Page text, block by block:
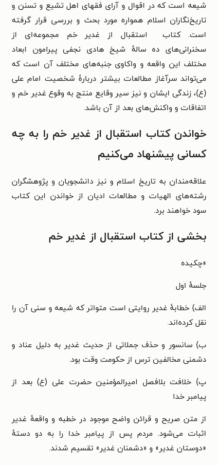
شیعه است که در اقوال و آرای فقهای اهل تشیع و تسنن و
تاریخ‌نگاران اسلام همواره مورد بحث و بررسی قرار گرفته
است. کتاب استقبال از غدیر خم مجموعه‌ای از
سخنرانی‌های ده سالهٔ شیخ هادی نجفی پیرامون ابعاد
مختلف این واقعه و واکاوی جنبه‌های مختلف آن است که
می‌تواند سرآغاز مطالعات بیشتر دربارهٔ شخصیت امام علی
(ع)، زندگی ایشان و نیز سیر وقایع منتج به وقوع غدیر خم و
اتفاقات و واکنش‌های بعد از آن باشد.
خواندن کتاب استقبال از غدیر خم را به چه
کسانی پیشنهاد می‌کنیم
علاقه‌مندان به تاریخ اسلام و نیز دانشجویان و پژوهشگران
رشته‌های الهیات و مطالعات ادیان از خواندن این کتاب
سود خواهند برد.
بخشی از کتاب استقبال از غدیر خم
«چکیده
جلسهٔ اول
الف) خطابهٔ غدیر روایتی است متواتر که شیعه و سنی آن را
نقل کرده‌اند.
ب) سانسور و حذف جملاتی از حدیث غدیر به دلیل عناد و
دشمنی مخالفین ترس از حکومت وقت بود.
پ) خلافت بلا‌فصل امیر‌المؤمنین حضرت علی (ع) بعد از
پیامبر خدا
از متن صریح و قرائن واضح موجود در خطبه و واقعهٔ غدیر
اثبات می‌شود. مردم پس از پیامبر خدا را به دو دستهٔ
«دوستان غدیر» و «دشمنان غدیر» تقسیم شدند.